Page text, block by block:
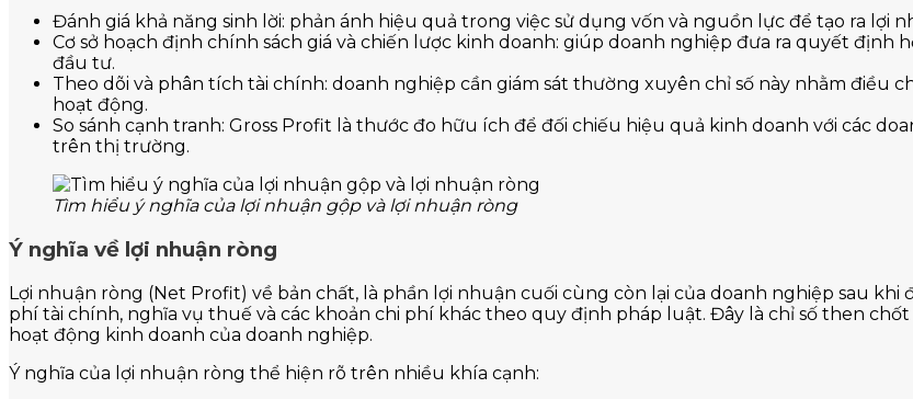
Đánh giá khả năng sinh lời: phản ánh hiệu quả trong việc sử dụng vốn và nguồn lực để tạo ra lợi
Cơ sở hoạch định chính sách giá và chiến lược kinh doanh: giúp doanh nghiệp đưa ra quyết định
đầu tư.
Theo dõi và phân tích tài chính: doanh nghiệp cần giám sát thường xuyên chỉ số này nhằm điều
hoạt động.
So sánh cạnh tranh: Gross Profit là thước đo hữu ích để đối chiếu hiệu quả kinh doanh với các
trên thị trường.
Tìm hiểu ý nghĩa của lợi nhuận gộp và lợi nhuận ròng
Ý nghĩa về lợi nhuận ròng
Lợi nhuận ròng (Net Profit) về bản chất, là phần lợi nhuận cuối cùng còn lại của doanh nghiệp sau
phí tài chính, nghĩa vụ thuế và các khoản chi phí khác theo quy định pháp luật. Đây là chỉ số then
hoạt động kinh doanh của doanh nghiệp.
Ý nghĩa của lợi nhuận ròng thể hiện rõ trên nhiều khía cạnh: